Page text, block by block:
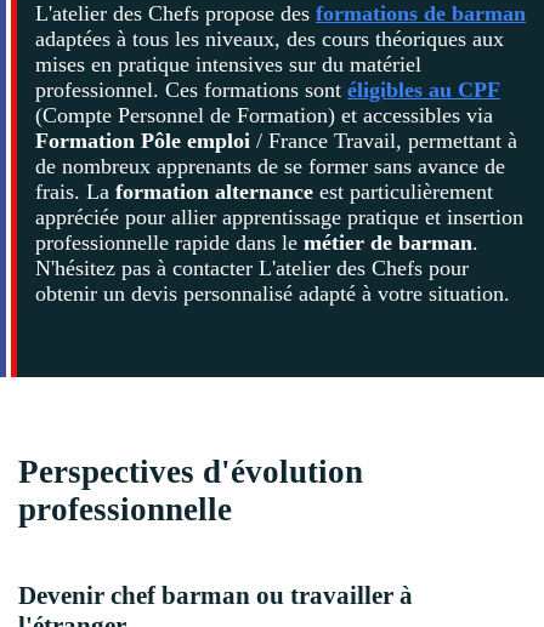
L'atelier des Chefs propose des formations de barman
adaptées à tous les niveaux, des cours théoriques aux
mises en pratique intensives sur du matériel
professionnel. Ces formations sont éligibles au CPF
(Compte Personnel de Formation) et accessibles via
Formation Pôle emploi/ France Travail, permettant à
de nombreux apprenants de se former sans avance de
frais. La formation alternanceest particulièrement
appréciée pour allier apprentissage pratique et insertion
professionnelle rapide dans le métier de barman.
N'hésitez pas à contacter L'atelier des Chefs pour
obtenir un devis personnalisé adapté à votre situation.
Perspectives d'évolution
professionnelle
Devenir chef barman ou travailler à